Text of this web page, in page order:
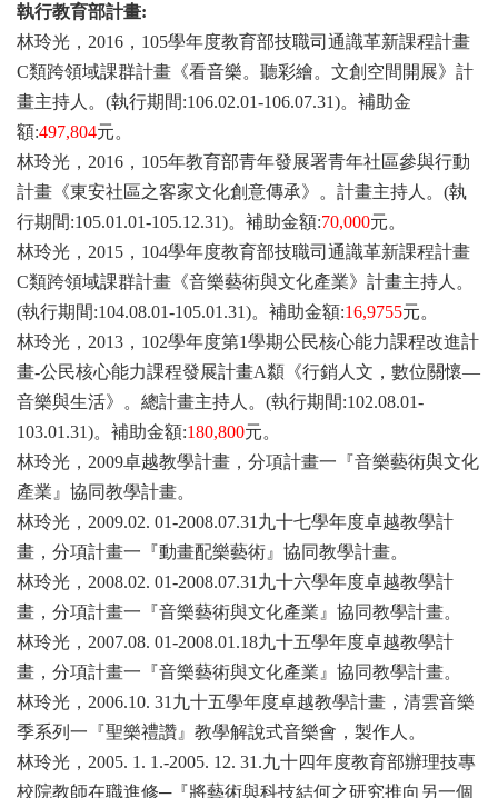
執行教育部計畫:
林玲光，2016 ，105學年度教育部技職司通識革新課程計畫
C類跨領域課群計畫《看音樂。聽彩繪。文創空間開展》計
畫主持人。(執行期間:106.02.01-106.07.31)。補助金
額:497,804元。
林玲光，2016 ，105年教育部青年發展署青年社區參與行動
計畫《東安社區之客家文化創意傳承》。計畫主持人。(執
行期間:105.01.01-105.12.31)。補助金額:70,000元。
林玲光，2015 ，104學年度教育部技職司通識革新課程計畫
C類跨領域課群計畫《音樂藝術與文化產業》計畫主持人。
(執行期間:104.08.01-105.01.31)。補助金額:16,9755元。
林玲光，2013 ，102學年度第1學期公民核心能力課程改進計
畫-公民核心能力課程發展計畫A纇《行銷人文，數位關懷—
音樂與生活》。總計畫主持人。(執行期間:102.08.01-
103.01.31)。補助金額:180,800元。
林玲光，2009卓越教學計畫，分項計畫一『音樂藝術與文化
產業』協同教學計畫。
林玲光，2009.02. 01-2008.07.31 九十七學年度卓越教學計
畫，分項計畫一『動畫配樂藝術』協同教學計畫。
林玲光，2008.02. 01-2008.07.31 九十六學年度卓越教學計
畫，分項計畫一『音樂藝術與文化產業』協同教學計畫。
林玲光，2007.08. 01-2008.01.18九十五學年度卓越教學計
畫，分項計畫一『音樂藝術與文化產業』協同教學計畫。
林玲光，2006.10. 31 九十五學年度卓越教學計畫，清雲音樂
季系列一『聖樂禮讚』教學解說式音樂會，製作人。
林玲光，2005. 1. 1.-2005. 12. 31.九十四年度教育部辦理技專
校院教師在職進修─『將藝術與科技結何之研究推向 另一個